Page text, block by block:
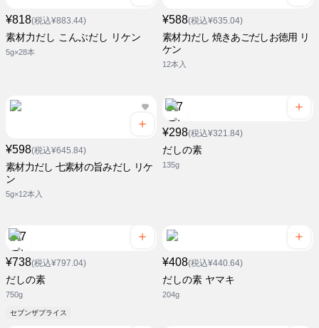
¥818(税込¥883.44)
素材力だし こんぶだし リケン
5g×28本
¥588(税込¥635.04)
素材力だし 焼きあごだしお徳用 リ
ケン
12本入
¥598(税込¥645.84)
素材力だし 七素材の旨みだし リケ
ン
5g×12本入
¥298(税込¥321.84)
だしの素
135g
¥738(税込¥797.04)
だしの素
750g
セブンザプライス
¥408(税込¥440.64)
だしの素 ヤマキ
204g